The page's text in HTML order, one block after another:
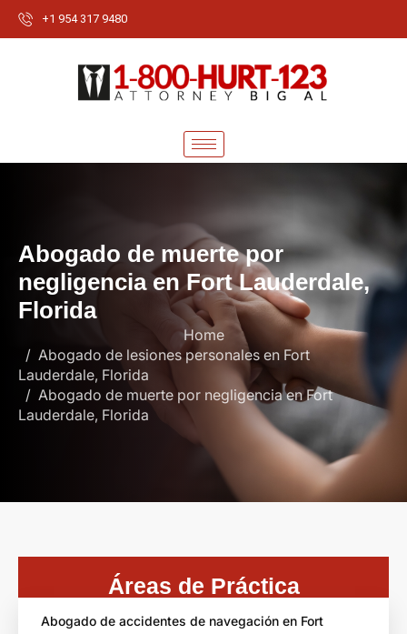
+1 954 317 9480
Abogado de muerte por
negligencia en Fort Lauderdale,
Florida
Home
Abogado de lesiones personales en Fort
Lauderdale, Florida
Abogado de muerte por negligencia en Fort
Lauderdale, Florida
Áreas de Práctica
Abogado de accidentes de navegación en Fort